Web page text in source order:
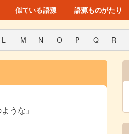
似ている語源 語源ものがたり
L M N O P Q R
ような」